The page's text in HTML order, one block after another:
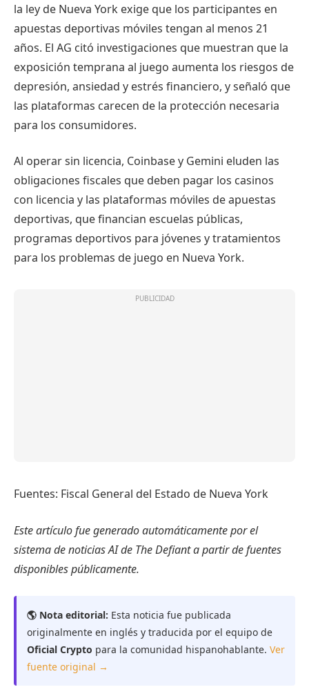
la ley de Nueva York exige que los participantes en
apuestas deportivas móviles tengan al menos 21
años. El AG citó investigaciones que muestran que la
exposición temprana al juego aumenta los riesgos de
depresión, ansiedad y estrés financiero, y señaló que
las plataformas carecen de la protección necesaria
para los consumidores.
Al operar sin licencia, Coinbase y Gemini eluden las
obligaciones fiscales que deben pagar los casinos
con licencia y las plataformas móviles de apuestas
deportivas, que financian escuelas públicas,
programas deportivos para jóvenes y tratamientos
para los problemas de juego en Nueva York.
Fuentes: Fiscal General del Estado de Nueva York
Este artículo fue generado automáticamente por el
sistema de noticias AI de The Defiant a partir de fuentes
disponibles públicamente.
🌎 Nota editorial: Esta noticia fue publicada
originalmente en inglés y traducida por el equipo de
Oficial Crypto para la comunidad hispanohablante. Ver
fuente original →